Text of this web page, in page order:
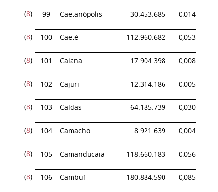
(8) 99 Caetanópolis 30.453.685 0,014414
(8) 100 Caeté 112.960.682 0,053464
(8) 101 Caiana 17.904.398 0,008474
(8) 102 Cajuri 12.314.186 0,005828
(8) 103 Caldas 64.185.739 0,030379
(8) 104 Camacho 8.921.639 0,004223
(8) 105 Camanducaia 118.660.183 0,056161
(8) 106 Cambuí 180.884.590 0,085612